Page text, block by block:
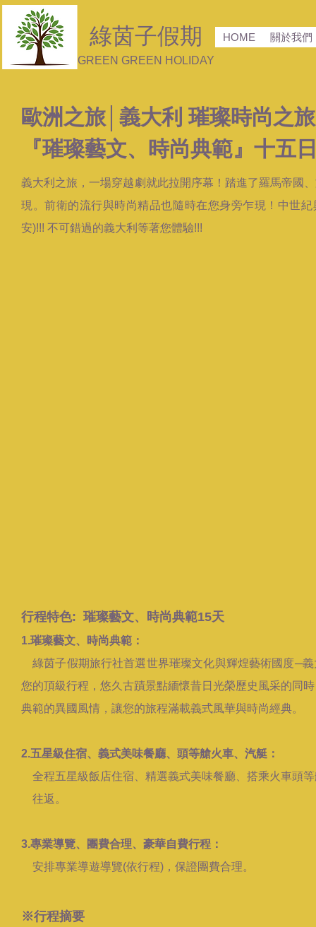
綠茵子假期
GREEN GREEN HOLIDAY
HOME 關於我們
歐洲之旅│義大利 璀璨時尚之旅
『璀璨藝文、時尚典範』十五
義大利之旅，一場穿越劇就此拉開序幕！踏進了羅馬帝國
現。前衛的流行與時尚精品也隨時在您身旁乍現！中世
安)!!! 不可錯過的義大利等著您體驗!!!
行程特色: 璀璨藝文、時尚典範15天
1.璀璨藝文、時尚典範：
綠茵子假期旅行社首選世界璀璨文化與輝煌藝術國度─
您的頂級行程，悠久古蹟景點緬懷昔日光榮歷史風采的同
典範的異國風情，讓您的旅程滿載義式風華與時尚經典。
2.五星級住宿、義式美味餐廳、頭等艙火車、汽艇：
全程五星級飯店住宿、精選義式美味餐廳、搭乘火車頭
往返。
3.專業導覽、團費合理、豪華自費行程：
安排專業導遊導覽(依行程)，保證團費合理。
※行程摘要